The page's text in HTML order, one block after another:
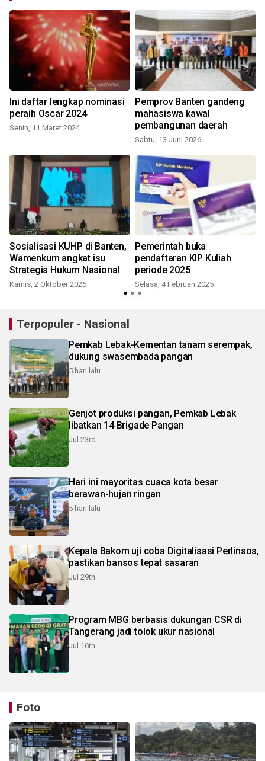
Ini daftar lengkap nominasi
peraih Oscar 2024
Senin, 11 Maret 2024
Pemprov Banten gandeng
mahasiswa kawal
pembangunan daerah
Sabtu, 13 Juni 2026
Sosialisasi KUHP di Banten,
Wamenkum angkat isu
Strategis Hukum Nasional
Kamis, 2 Oktober 2025
Pemerintah buka
pendaftaran KIP Kuliah
periode 2025
Selasa, 4 Februari 2025
Terpopuler - Nasional
Pemkab Lebak-Kementan tanam serempak,
dukung swasembada pangan
5 hari lalu
Genjot produksi pangan, Pemkab Lebak
libatkan 14 Brigade Pangan
Jul 23rd
Hari ini mayoritas cuaca kota besar
berawan-hujan ringan
5 hari lalu
Kepala Bakom uji coba Digitalisasi Perlinsos,
pastikan bansos tepat sasaran
Jul 29th
Program MBG berbasis dukungan CSR di
Tangerang jadi tolok ukur nasional
Jul 16th
Foto